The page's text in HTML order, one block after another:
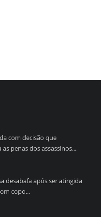
com decisão que
penas dos assassinos...
desabafa após ser atingida
copo...